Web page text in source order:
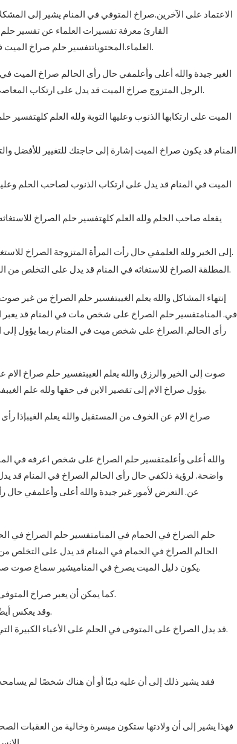
الاعتماد على الآخرين.صراخ المتوفي في المنام يشير إلى
القارئ معرفة تفسيرات العلماء عن تفسير
العلماء.المحتوياتتفسير حلم صراخ الميت في المنامتفسير حلم صراخ الميت في المنام ربما يؤول إلى الأمور.
الغير جيدة والله أعلى وأعلمفي حال رأى الحالم صراخ الميت
الرجل المتزوج صراخ الميت قد يدل على ارتكاب المعاصي وعليه التوبة والله يعلم الغيبكما قد تدل رؤية الفتاة العزباء صراخ.
الميت على ارتكابها الذنوب وعليها التوبة ولله العلم
المنام قد يكون صراخ الميت إشارة إلى حاجتك للتغيير للأفضل
الميت في المنام قد يدل على ارتكاب الذنوب لصاحب الحلم
يفعله صاحب الحلم ولله العلم كلهتفسير حلم الصراخ
إلى الخير ولله العلمفي حال رأت المرأة المتزوجة الصراخ للاستغاثه ربما يؤول إلى الحياة المستقرة ولله العلمإذا رأت المرأة.
المطلقة الصراخ للاستغاثه في المنام قد يدل على التخلص من الهم والله أعلى وأعلمكما قد تشير رؤية الصراخ للاستغاثه إلى.
إنتهاء المشاكل والله يعلم الغيبتفسير حلم الصراخ من
في. المنامتفسير حلم الصراخ على شخص مات في المنام قد
رأى الحالم. الصراخ على شخص ميت في المنام ربما يؤول إلى
صوت إلى الخير والرزق والله يعلم الغيبتفسير حلم صراخ الام
يؤول صراخ الام إلى تقصير الابن في حقها ولله علم الغيبفي حال رأى الحالم صراخ الام ربما يؤول إلى التوتركما قد تعبر رؤية.
صراخ الام عن الخوف من المستقبل والله يعلم الغيبإذا
والله أعلى وأعلمتفسير حلم الصراخ على شخص اعرفه في
واضحة. لرؤية ذلكفي حال رأى الحالم الصراخ في المنام قد يدل
عن. التعرض لأمور غير جيدة والله أعلى وأعلمفي حال
حلم الصراخ في الحمام في المنامتفسير حلم الصراخ في
الحالم الصراخ في الحمام في المنام قد يدل على التخلص من
يكون دليل الميت يصرخ في المناميشير سماع صوت صراخ المتوفى في المنام إلى الحاجة إلى الدعاء له وإعطائه الصدقة.
كما يمكن أن يعبر صراخ المتوفى الموجه لشخص حي عن وقوع هذا الشخص في خطأ أو ذنب.
وقد يعكس أيضًا إهمال تنفيذ وصية الميت أو عدم القيام بالواجب تجاه أهله.
قد يدل الصراخ على المتوفى في الحلم على الأعباء الكبيرة التي تركها خلفه.إذا رأى شخص في منامه أنه يصرخ على متوفى.
فقد يشير ذلك إلى أن عليه دينًا أو أن هناك شخصًا لم
فهذا يشير إلى أن ولادتها ستكون ميسرة وخالية من العقبات